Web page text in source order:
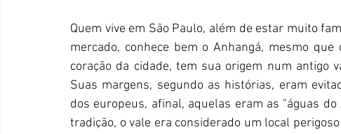
Quem vive em São Paulo, além de estar muito
mercado, conhece bem o Anhangá, mesmo
coração da cidade, tem sua origem num antigo
Suas margens, segundo as histórias, eram
dos europeus, afinal, aquelas eram as "águas
tradição, o vale era considerado um local